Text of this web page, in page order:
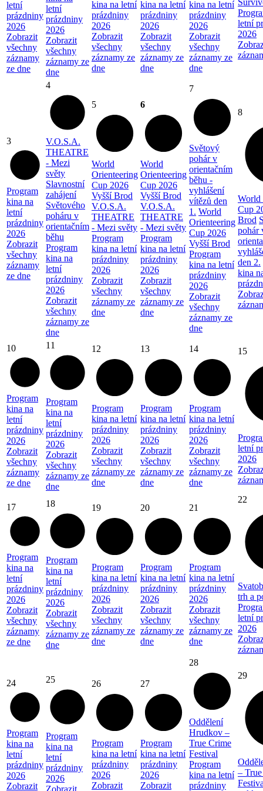
letní
prázdniny
2026
Zobrazit
všechny
záznamy
ze dne
letní
prázdniny
2026
Zobrazit
všechny
záznamy ze
dne
kina na letní
prázdniny
2026
Zobrazit
všechny
záznamy ze
dne
kina na letní
prázdniny
2026
Zobrazit
všechny
záznamy ze
dne
kina na letní
prázdniny
2026
Zobrazit
všechny
záznamy ze
dne
letní
2026
3
Program
kina na
letní
prázdniny
2026
Zobrazit
všechny
záznamy
ze dne
4
V.O.S.A.
THEATRE
- Mezi
světy
Slavnostní
zahájení
Světového
poháru v
orientačním
běhu
Program
kina na
letní
prázdniny
2026
Zobrazit
všechny
záznamy ze
dne
5
World
Orienteering
Cup 2026
Vyšší Brod
V.O.S.A.
THEATRE
- Mezi světy
Program
kina na letní
prázdniny
2026
Zobrazit
všechny
záznamy ze
dne
6
World
Orienteering
Cup 2026
Vyšší Brod
V.O.S.A.
THEATRE
- Mezi světy
Program
kina na letní
prázdniny
2026
Zobrazit
všechny
záznamy ze
dne
7
Světový
pohár v
orientačním
běhu -
vyhlášení
vítězů den
1. World
Orienteering
Cup 2026
Vyšší Brod
Program
kina na letní
prázdniny
2026
Zobrazit
všechny
záznamy ze
dne
8
World
Cup
Brod
pohár
den 2.
kina
10
Program
kina na
letní
prázdniny
2026
Zobrazit
všechny
záznamy
ze dne
11
Program
kina na
letní
prázdniny
2026
Zobrazit
všechny
záznamy ze
dne
12
Program
kina na letní
prázdniny
2026
Zobrazit
všechny
záznamy ze
dne
13
Program
kina na letní
prázdniny
2026
Zobrazit
všechny
záznamy ze
dne
14
Program
kina na letní
prázdniny
2026
Zobrazit
všechny
záznamy ze
dne
15
letní
2026
17
Program
kina na
letní
prázdniny
2026
Zobrazit
všechny
záznamy
ze dne
18
Program
kina na
letní
prázdniny
2026
Zobrazit
všechny
záznamy ze
dne
19
Program
kina na letní
prázdniny
2026
Zobrazit
všechny
záznamy ze
dne
20
Program
kina na letní
prázdniny
2026
Zobrazit
všechny
záznamy ze
dne
21
Program
kina na letní
prázdniny
2026
Zobrazit
všechny
záznamy ze
dne
22
trh a
letní
2026
24
Program
kina na
letní
prázdniny
2026
Zobrazit
25
Program
kina na
letní
prázdniny
2026
Zobrazit
26
Program
kina na letní
prázdniny
2026
Zobrazit
27
Program
kina na letní
prázdniny
2026
Zobrazit
28
Oddělení
Hrudkov –
True Crime
Festival
Program
kina na letní
prázdniny
29
–